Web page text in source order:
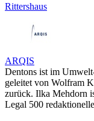
Rittershaus
ARQIS
Dentons ist im
geleitet von Wolfram
zurück. Ilka Mehdorn
Legal 500